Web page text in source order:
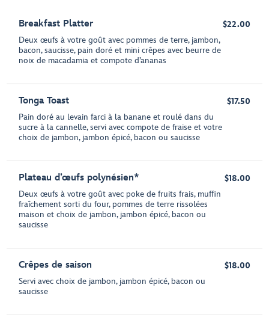
Breakfast Platter
Deux œufs à votre goût avec pommes de terre, jambon,
bacon, saucisse, pain doré et mini crêpes avec beurre de
noix de macadamia et compote d’ananas
$22.00
Tonga Toast
Pain doré au levain farci à la banane et roulé dans du
sucre à la cannelle, servi avec compote de fraise et votre
choix de jambon, jambon épicé, bacon ou saucisse
$17.50
Plateau d’œufs polynésien*
Deux œufs à votre goût avec poke de fruits frais, muffin
fraîchement sorti du four, pommes de terre rissolées
maison et choix de jambon, jambon épicé, bacon ou
saucisse
$18.00
Crêpes de saison
Servi avec choix de jambon, jambon épicé, bacon ou
saucisse
$18.00